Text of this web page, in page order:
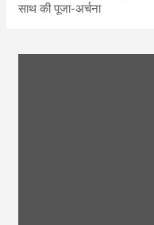
साथ की पूजा-अर्चना